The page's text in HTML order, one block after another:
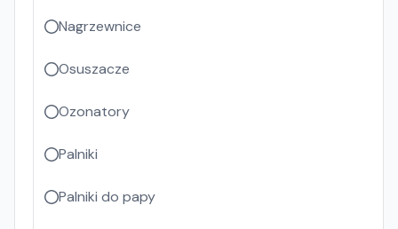
Nagrzewnice
Osuszacze
Ozonatory
Palniki
Palniki do papy